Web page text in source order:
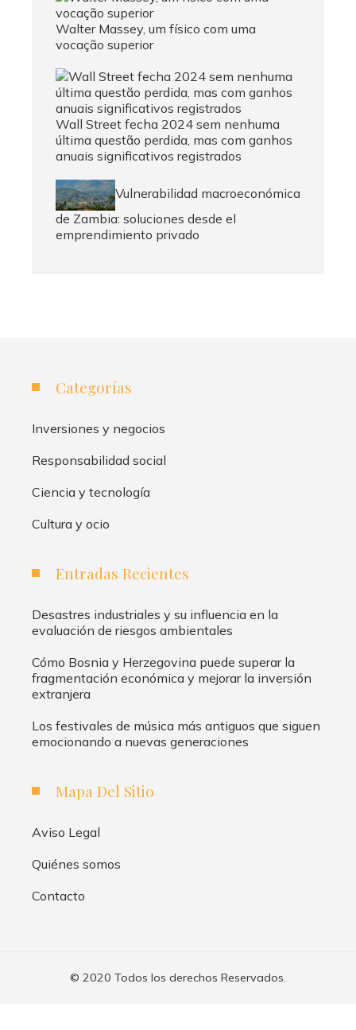
Walter Massey, um físico com uma
vocação superior
Wall Street fecha 2024 sem nenhuma
última questão perdida, mas com ganhos
anuais significativos registrados
Vulnerabilidad macroeconómica
de Zambia: soluciones desde el
emprendimiento privado
Categorías
Inversiones y negocios
Responsabilidad social
Ciencia y tecnología
Cultura y ocio
Entradas Recientes
Desastres industriales y su influencia en la
evaluación de riesgos ambientales
Cómo Bosnia y Herzegovina puede superar la
fragmentación económica y mejorar la inversión
extranjera
Los festivales de música más antiguos que siguen
emocionando a nuevas generaciones
Mapa Del Sitio
Aviso Legal
Quiénes somos
Contacto
© 2020 Todos los derechos Reservados.